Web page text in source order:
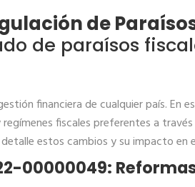
de
de paraísos
financiera de cualquier país. En
fiscales preferentes a
estos cambios y su impacto en
00000049: